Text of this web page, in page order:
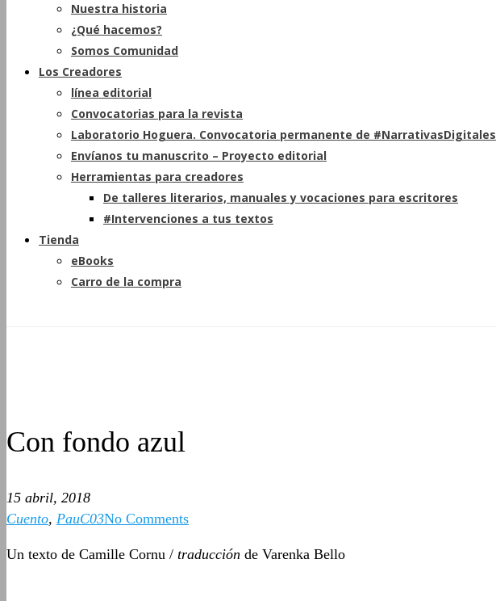
Nuestra historia
¿Qué hacemos?
Somos Comunidad
Los Creadores
línea editorial
Convocatorias para la revista
Laboratorio Hoguera. Convocatoria permanente de #NarrativasDigitales
Envíanos tu manuscrito – Proyecto editorial
Herramientas para creadores
De talleres literarios, manuales y vocaciones para escritores
#Intervenciones a tus textos
Tienda
eBooks
Carro de la compra
Con fondo azul
15 abril, 2018
Cuento, PauC03No Comments
Un texto de Camille Cornu / traducción de Varenka Bello